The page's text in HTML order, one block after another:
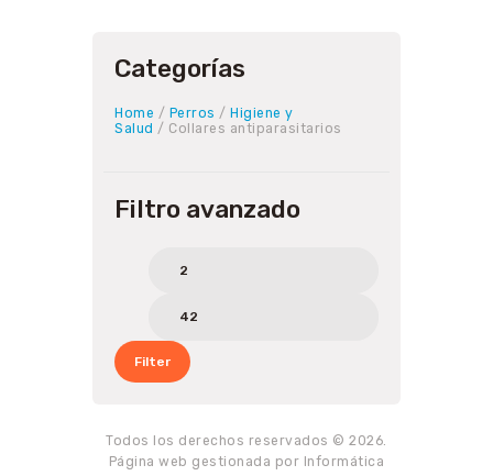
Categorías
Home / Perros / Higiene y
Salud / Collares antiparasitarios
Filtro avanzado
Filter
Todos los derechos reservados © 2026.
Página web gestionada por Informática